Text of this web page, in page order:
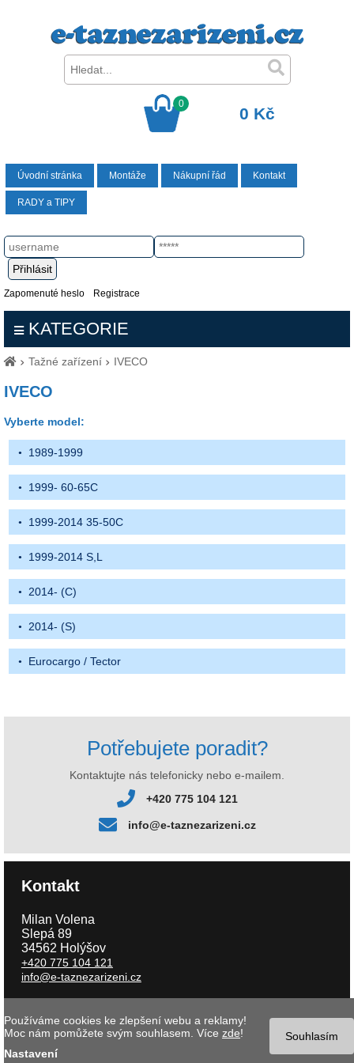
0
0 Kč
Úvodní stránka Montáže Nákupní řád Kontakt
RADY a TIPY
Zapomenuté heslo Registrace
KATEGORIE
Tažné zařízení IVECO
IVECO
Vyberte model:
1989-1999
1999- 60-65C
1999-2014 35-50C
1999-2014 S,L
2014- (C)
2014- (S)
Eurocargo / Tector
Potřebujete poradit?
Kontaktujte nás telefonicky nebo e-mailem.
+420 775 104 121
info@e-taznezarizeni.cz
Kontakt
Milan Volena
Slepá 89
34562 Holýšov
+420 775 104 121
info@e-taznezarizeni.cz
Copyright © 2026 e-taznezarizeni.cz | Aktualizace 08.08.2026 |
internetového obchodu- MK software |Nastavení cookies Souhlasím
Používáme cookies ke zlepšení webu a reklamy!
Moc nám pomůžete svým souhlasem. Více zde!
Nastavení